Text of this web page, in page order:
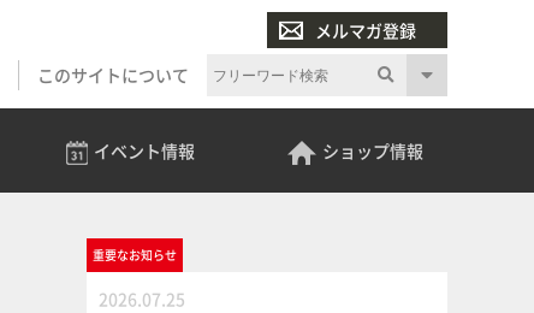
メルマガ登録
このサイトについて
イベント情報 ショップ情報
重要なお知らせ
2026.07.25